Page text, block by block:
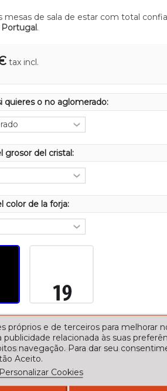
mesas de sala de estar com total
Portugal.
tax incl.
color de la forja:
quieres o no aglomerado:
grosor del cristal:
Add to Compare Adicionar à Lista de
próprios e de terceiros para melhorar
publicidade relacionada às suas
navegação. Para dar seu
Aceito.
Personalizar Cookies